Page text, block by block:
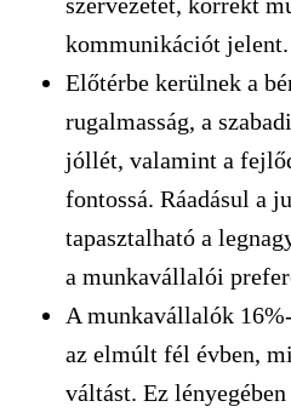
kommunikációt jelent.
Előtérbe kerülnek a
rugalmasság, a
jóllét, valamint a
fontossá. Ráadásul a
tapasztalható a
a munkavállalói
A munkavállalók
az elmúlt fél évben,
váltást. Ez